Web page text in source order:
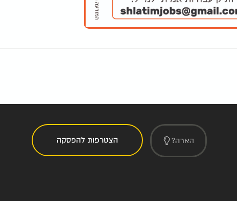
הארה? הצטרפות להפסקה